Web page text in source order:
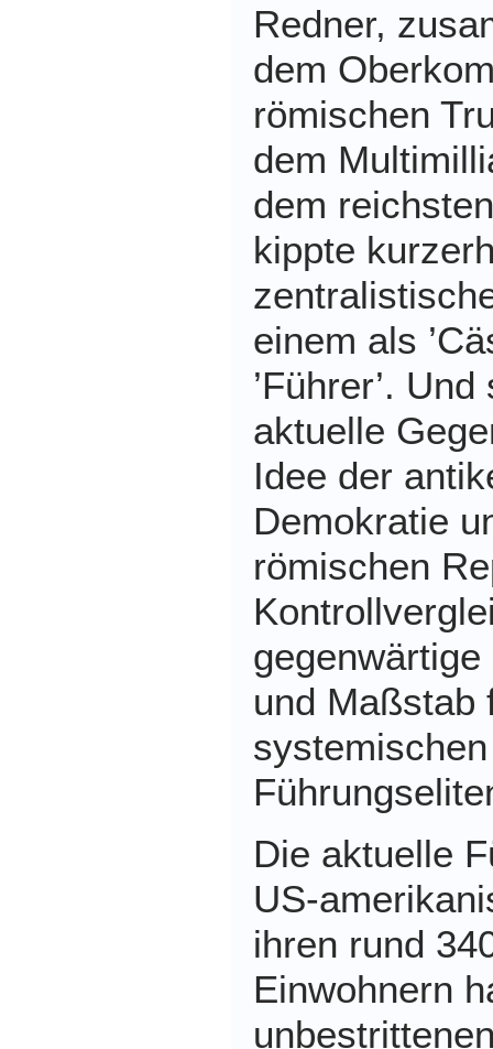
Redner,
dem
römischen
dem
dem
kippte
einem als
’Führer’.
aktuelle
Idee der
Demokratie
römischen
und Maßstab
Die aktuelle
US-
ihren rund
Einwohnern